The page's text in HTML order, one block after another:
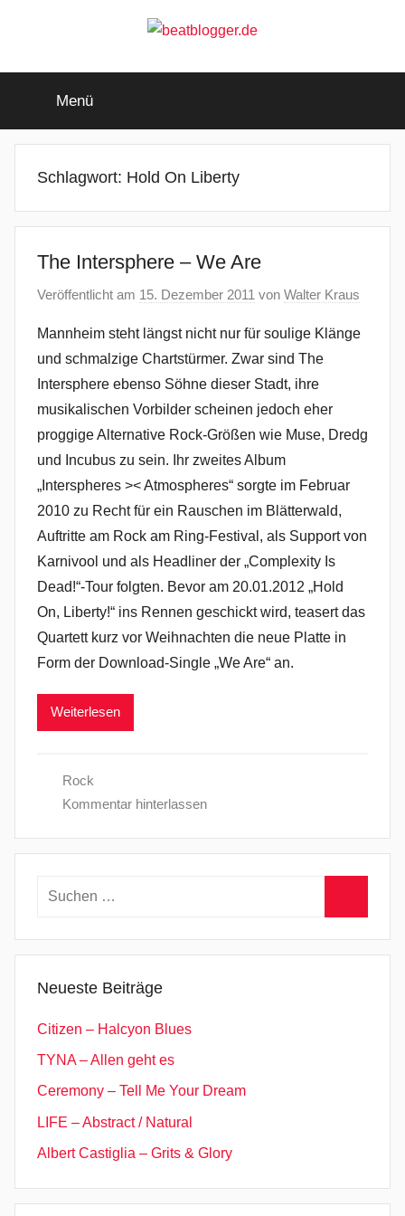
beatblogger.de
beat
goes
Menü
Schlagwort: Hold On Liberty
The Intersphere – We Are
Veröffentlicht am 15. Dezember 2011 von Walter Kraus
Mannheim steht längst nicht nur für soulige Klänge
und schmalzige Chartstürmer. Zwar sind The
Intersphere ebenso Söhne dieser Stadt, ihre
musikalischen Vorbilder scheinen jedoch eher
proggige Alternative Rock-Größen wie Muse, Dredg
und Incubus zu sein. Ihr zweites Album
„Interspheres >< Atmospheres“ sorgte im Februar
2010 zu Recht für ein Rauschen im Blätterwald,
Auftritte am Rock am Ring-Festival, als Support von
Karnivool und als Headliner der „Complexity Is
Dead!“-Tour folgten. Bevor am 20.01.2012 „Hold
On, Liberty!“ ins Rennen geschickt wird, teasert das
Quartett kurz vor Weihnachten die neue Platte in
Form der Download-Single „We Are“ an.
Weiterlesen
Rock
Kommentar hinterlassen
Suchen
Neueste Beiträge
Citizen – Halcyon Blues
TYNA – Allen geht es
Ceremony – Tell Me Your Dream
LIFE – Abstract / Natural
Albert Castiglia – Grits & Glory